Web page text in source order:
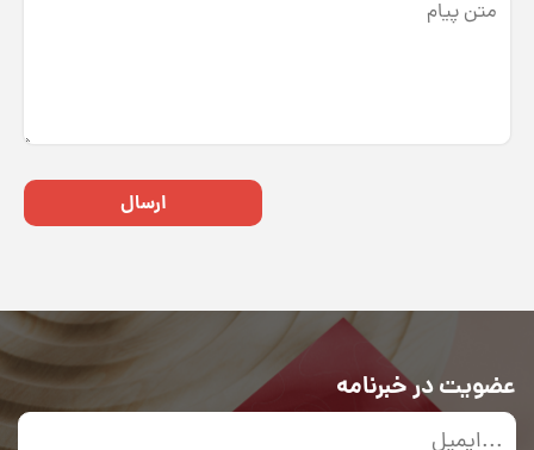
ارسال
عضویت در خبرنامه